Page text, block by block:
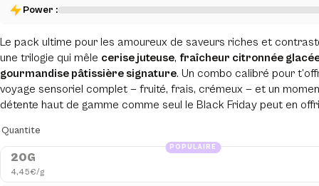
Power :
Le pack ultime pour les amoureux de saveurs riches et
une trilogie qui mêle cerise juteuse, fraîcheur citronnée
gourmandise pâtissière signature. Un combo calibré pour
voyage sensoriel complet — fruité, frais, crémeux — et un
détente haut de gamme comme seul le Black Friday peut en
Quantite
POPULAIRE
20G
4,45€/g